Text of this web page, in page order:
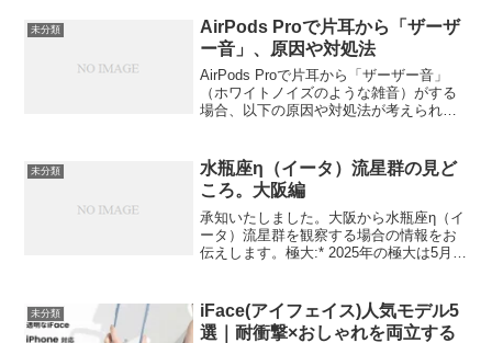
インが多く、オフィスでもプライベート
でも浮かな...
未分類
AirPods Proで片耳から「ザーザ
ー音」、原因や対処法
AirPods Proで片耳から「ザーザー音」
（ホワイトノイズのような雑音）がする
場合、以下の原因や対処法が考えられま
再接続iPhoneの「設定」→「B...
未分類
水瓶座η（イータ）流星群の見ど
ころ。大阪編
承知いたしました。大阪から水瓶座η（イ
ータ）流星群を観察する場合の情報をお
伝えします。極大:* 2025年の極大は5月6
け方が特に見頃となるでしょう。見える
方...
未分類
iFace(アイフェイス)人気モデル5
選｜耐衝撃×おしゃれを両立する